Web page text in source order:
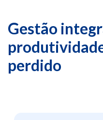
Gestão
perdido